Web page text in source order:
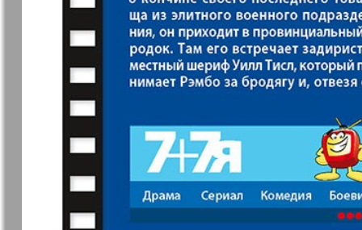
49
61
Афиша Augsburg Бизнес
Ваша газета
сокровище
Восточная
Германия